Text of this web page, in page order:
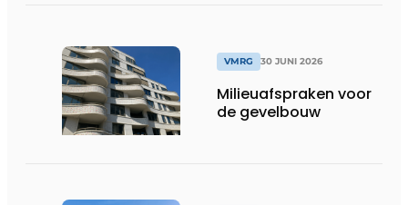
VMRG 30 JUNI 2026
Milieuafspraken voor
de gevelbouw